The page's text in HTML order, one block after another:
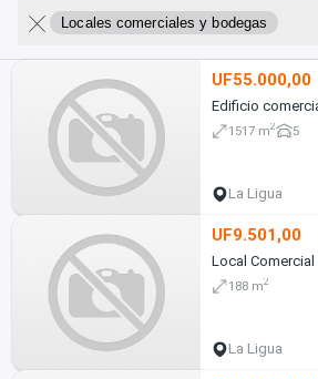
Locales comerciales y bodegas
UF55.000,00
Edificio
1517 m2 5
La Ligua
UF9.501,00
Local Comercial
188 m2
La Ligua